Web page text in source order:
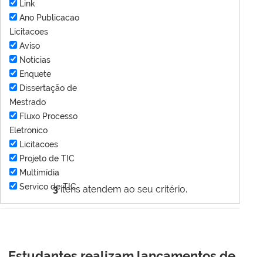
3itens atendem ao seu critério.
Link
Ano Publicacao
Licitacoes
Aviso
Notícias
Enquete
Dissertação de
Mestrado
Fluxo Processo
Eletronico
Licitacoes
Projeto de TIC
Multimídia
Servico de TIC